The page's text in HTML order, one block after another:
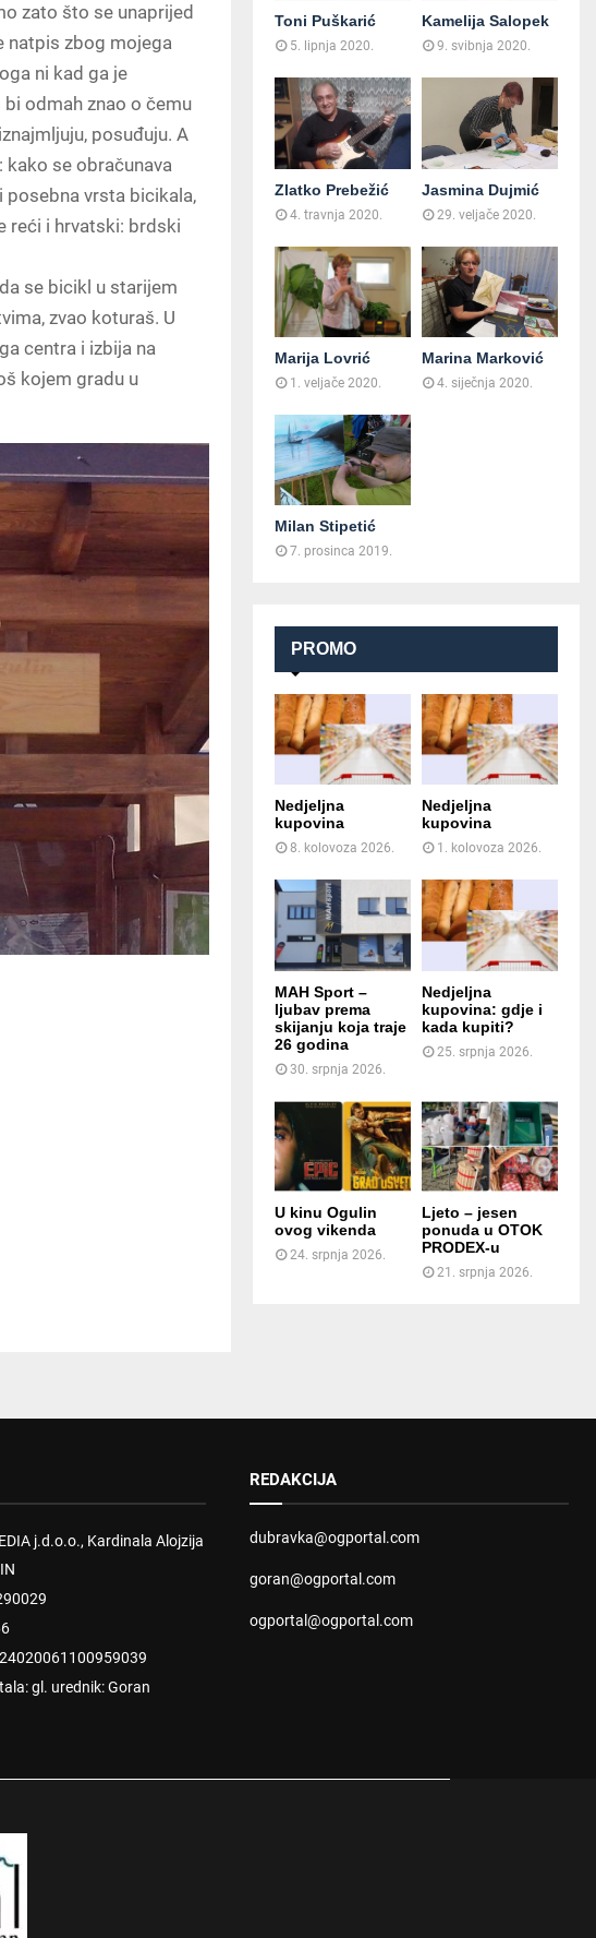
zato što se unaprijed
natpis zbog mojega
ni kad ga je
odmah znao o čemu
posuđuju. A
kako se obračunava
posebna vrsta bicikala,
reći i hrvatski: brdski
se bicikl u starijem
zvao koturaš. U
centra i izbija na
kojem gradu u
Toni Puškarić
5. lipnja 2020.
Kamelija Salopek
9. svibnja 2020.
Zlatko Prebežić
4. travnja 2020.
Jasmina Dujmić
29. veljače 2020.
Marija Lovrić
1. veljače 2020.
Marina Marković
4. siječnja 2020.
Milan Stipetić
7. prosinca 2019.
PROMO
Nedjeljna
kupovina
8. kolovoza 2026.
Nedjeljna
kupovina
1. kolovoza 2026.
MAH Sport –
ljubav prema
skijanju koja traje
26 godina
30. srpnja 2026.
Nedjeljna
kupovina: gdje i
kada kupiti?
25. srpnja 2026.
U kinu Ogulin
ovog vikenda
24. srpnja 2026.
Ljeto – jesen
ponuda u OTOK
PRODEX-u
21. srpnja 2026.
j.d.o.o., Kardinala Alojzija
gl. urednik: Goran
REDAKCIJA
dubravka@ogportal.com
goran@ogportal.com
ogportal@ogportal.com